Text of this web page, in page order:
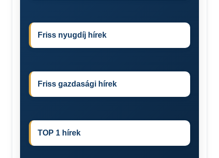
Friss nyugdíj hírek
Friss gazdasági hírek
TOP 1 hírek